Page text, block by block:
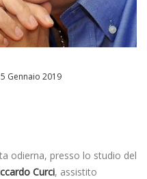
Gennaio 2019
odierna, presso lo studio del
Curci, assistito